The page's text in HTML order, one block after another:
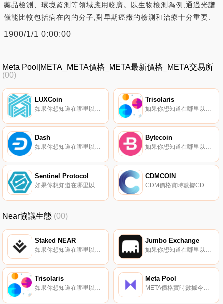
藥品檢測、環境監測等領域應用較廣。以生物檢測為例,通過光譜
儀能比較包括病在內的分子,對早期癌癥的檢測和治療十分重要.
1900/1/1 0:00:00
Meta Pool|META_META價格_META最新價格_META交易所
(00)
LUXCoin Trisolaris
Dash
如果你想知道在哪里以當前價格購買Dash,目前交易{Dash]股票的頂級加密貨幣交易所是Binance、OKX、Deepcoin、Bitrue和CoinW。您可以在我們的加密貨幣交易所頁面上找到其他列表.
Bytecoin
如果你想知道在哪里以當前價格購買Bytecoin,目前交易{Bytecoin]股票的頂級加密貨幣交易所是Gate.io、HitBTC和TradeOgre。您可以在我們的加密貨幣交易所頁面上找到其他列表.
Sentinel Protocol
如果你想知道在哪里以當前價格購買Sentinel Protocol,目前交易{Sentinel Protocol]股票的頂級加密貨幣交易所是UpUPPt。您可以在我們的加密貨幣交易所頁面上找到其他列表。Sentinel Protocol（UPP）是一種加密貨幣,在以太坊平臺上運行.
CDMCOIN
CDM價格實時數據CDMCOIN（CDM）是一種加密貨幣。CDMCOIN目前的供應量為2246857867.55833,其中2244343065.186正在流通。最近已知的CDMCOIN價格為0.0000074美元,在過去24小時內上漲了0.00.
Near協議生態 (00)
Staked NEAR Jumbo Exchange
Trisolaris
如果你想知道在哪里以當前價格購買Trisolaris,目前交易{Trisolaris]股票的頂級加密貨幣交易所是CoinEx。您可以在我們的加密貨幣交易所頁面上找到其他列表。Trisolaris是Aurora引擎上的頭號Dex,Aurora是一個在近生態系統中運行的EVM兼容區塊鏈.
Meta Pool
META價格實時數據今天的實時{二進制}價格為{0000}美元,24小時交易量為{0001}美元實時價格。Meta Pool在過去24小時內下降了{0002}。當前CoinMarketCap排名為#8672,沒有可用的實時市值。流通供應不可用,最大供應量為1000000000枚META硬幣.